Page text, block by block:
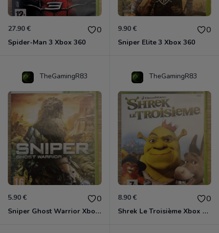
27.90 € 0
Spider-Man 3 Xbox 360
9.90 € 0
Sniper Elite 3 Xbox 360
TheGamingR83
5.90 € 0
Sniper Ghost Warrior Xbox 360
TheGamingR83
8.90 € 0
Shrek Le Troisième Xbox 360